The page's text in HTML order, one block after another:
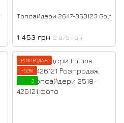
Топсайдери 2647-363123 Golf
1 453 грн 2 075 грн
РОЗПРОДАЖ
−50%
3